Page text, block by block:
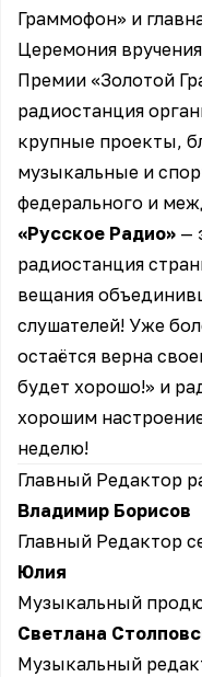
Граммофон» и
Церемония
Премии «Золотой
радиостанция
крупные проекты,
музыкальные и
федерального и
«Русское Радио» —
радиостанция
вещания
слушателей! Уже
остаётся верна
будет хорошо!» и
хорошим
неделю!
Главный Редактор
Владимир Борисов
Главный Редактор
Юлия
Музыкальный
Светлана
Музыкальный